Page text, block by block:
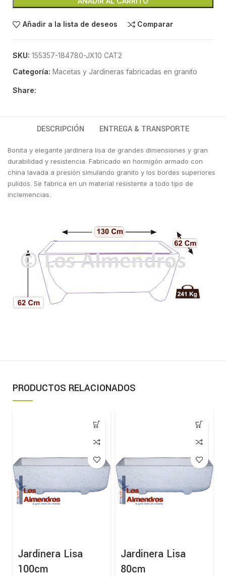
Añadir a la lista de deseos Comparar
SKU: 155357-184780-JX10 CAT2
Categoría: Macetas y Jardineras fabricadas en granito
Share:
DESCRIPCIÓN ENTREGA & TRANSPORTE
Bonita y elegante jardinera lisa de grandes dimensiones y gran
durabilidad y resistencia. Fabricado en hormigón armado con
china lavada a presión simulando granito y los bordes superiores
pulidos. Se fabrica en un material resistente a todo tipo de
inclemencias.
PRODUCTOS RELACIONADOS
Jardinera Lisa
100cm
Jardinera Lisa
80cm